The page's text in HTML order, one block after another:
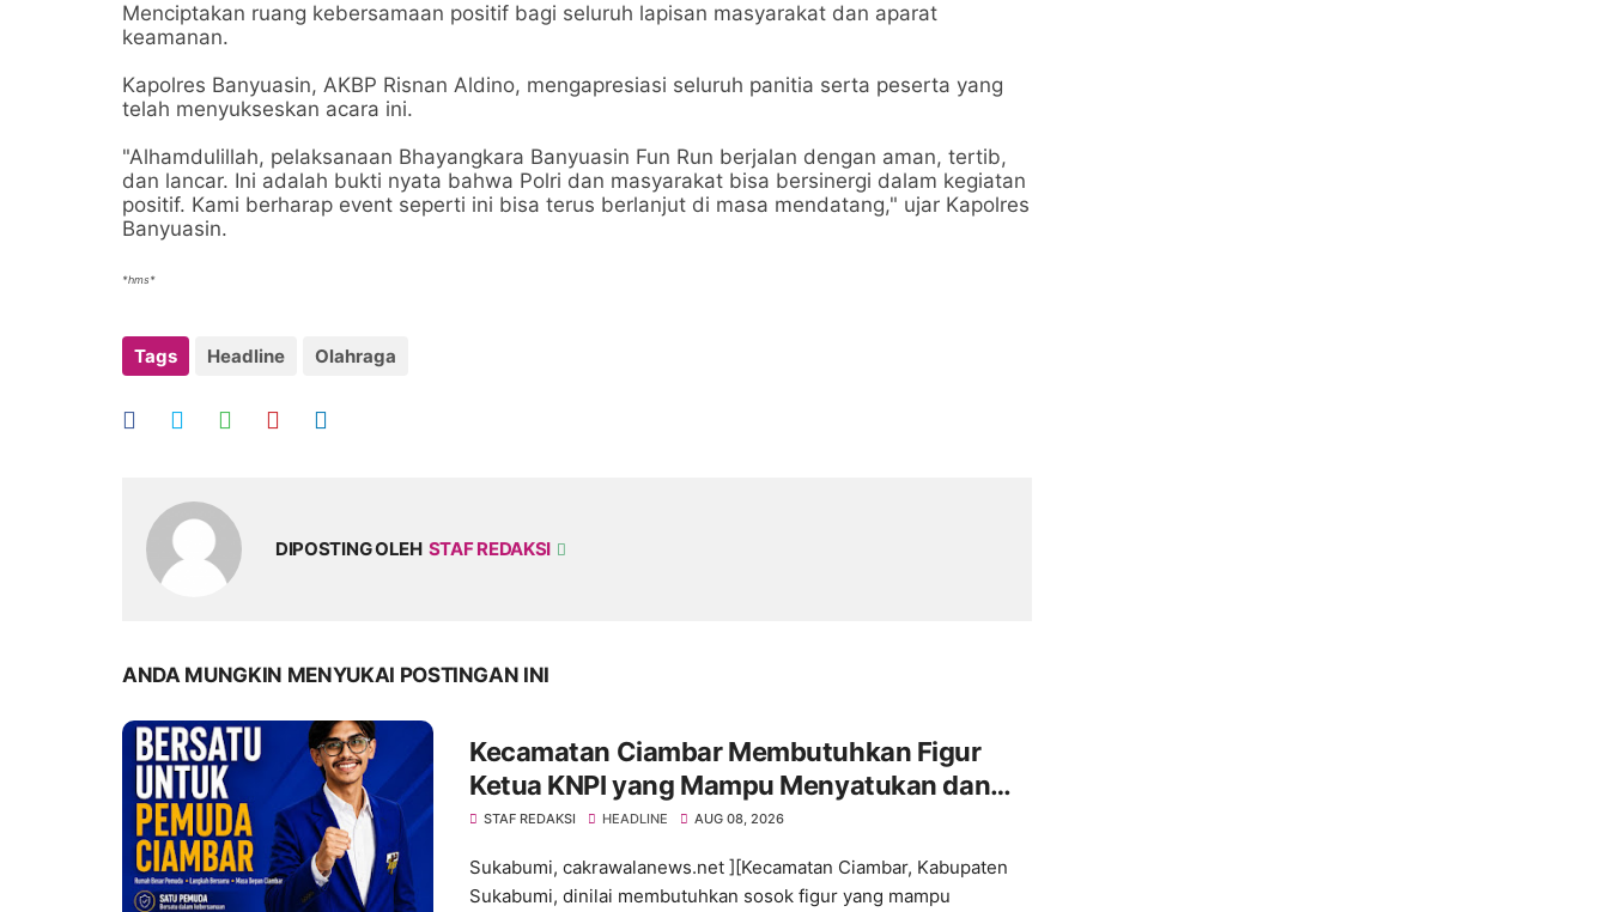
Menciptakan ruang kebersamaan positif bagi seluruh lapisan masyarakat dan aparat
keamanan.
Kapolres Banyuasin, AKBP Risnan Aldino, mengapresiasi seluruh panitia serta peserta yang
telah menyukseskan acara ini.
"Alhamdulillah, pelaksanaan Bhayangkara Banyuasin Fun Run berjalan dengan aman, tertib,
dan lancar. Ini adalah bukti nyata bahwa Polri dan masyarakat bisa bersinergi dalam kegiatan
positif. Kami berharap event seperti ini bisa terus berlanjut di masa mendatang," ujar Kapolres
Banyuasin.
*hms*
Tags Headline Olahraga
DIPOSTING OLEH STAF REDAKSI
ANDA MUNGKIN MENYUKAI POSTINGAN INI
Kecamatan Ciambar Membutuhkan Figur
Ketua KNPI yang Mampu Menyatukan dan
Menggerakkan Pemuda
STAF REDAKSI HEADLINE AUG 08, 2026
Sukabumi, cakrawalanews.net ][Kecamatan Ciambar, Kabupaten
Sukabumi, dinilai membutuhkan sosok figur yang mampu